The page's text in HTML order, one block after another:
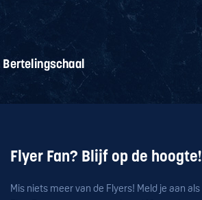
Flyer Fan? Blijf op de hoogte!
Mis niets meer van de Flyers! Meld je aan als